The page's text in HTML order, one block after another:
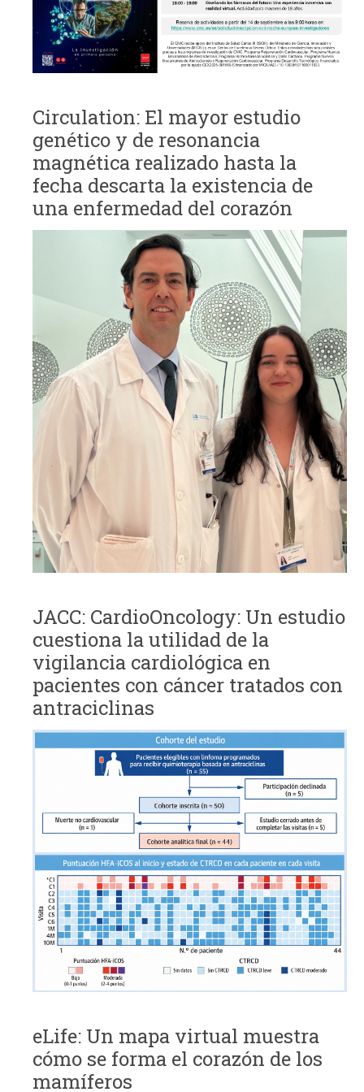
Circulation: El mayor estudio
genético y de resonancia
magnética realizado hasta la
fecha descarta la existencia de
una enfermedad del corazón
JACC: CardioOncology: Un estudio
cuestiona la utilidad de la
vigilancia cardiológica en
pacientes con cáncer tratados con
antraciclinas
eLife: Un mapa virtual muestra
cómo se forma el corazón de los
mamíferos